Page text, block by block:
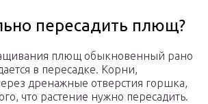
пересадить плющ?
плющ обыкновенный рано
в пересадке. Корни,
дренажные отверстия горшка,
что растение нужно пересадить.